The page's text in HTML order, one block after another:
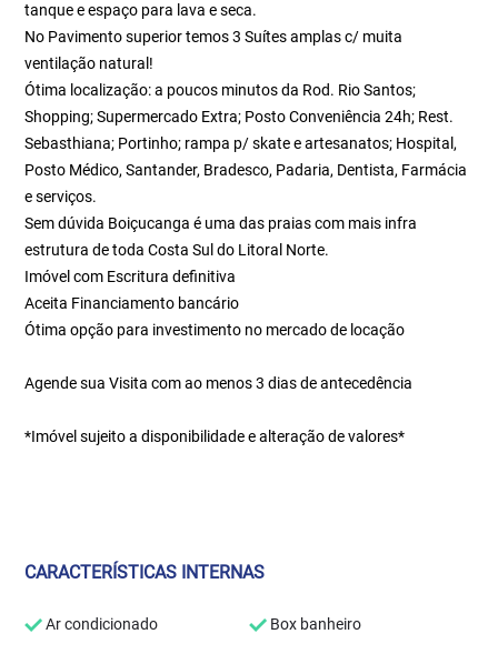
tanque e espaço para lava e seca.
No Pavimento superior temos 3 Suítes amplas c/ muita
ventilação natural!
Ótima localização: a poucos minutos da Rod. Rio Santos;
Shopping; Supermercado Extra; Posto Conveniência 24h; Rest.
Sebasthiana; Portinho; rampa p/ skate e artesanatos; Hospital,
Posto Médico, Santander, Bradesco, Padaria, Dentista, Farmácia
e serviços.
Sem dúvida Boiçucanga é uma das praias com mais infra
estrutura de toda Costa Sul do Litoral Norte.
Imóvel com Escritura definitiva
Aceita Financiamento bancário
Ótima opção para investimento no mercado de locação
Agende sua Visita com ao menos 3 dias de antecedência
*Imóvel sujeito a disponibilidade e alteração de valores*
CARACTERÍSTICAS INTERNAS
Ar condicionado Box banheiro